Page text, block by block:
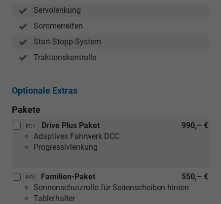
Servolenkung
Sommerreifen
Start-Stopp-System
Traktionskontrolle
Optionale Extras
Pakete
PD1 990,– €
Drive Plus Paket
Adaptives Fahrwerk DCC
Progressivlenkung
PF0 550,– €
Familien-Paket
Sonnenschutzrollo für Seitenscheiben hinten
Tablethalter